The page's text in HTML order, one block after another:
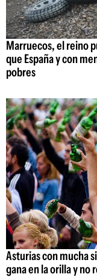
Marruecos, el reino
que España y con
pobres
Asturias con mucha
gana en la orilla y no